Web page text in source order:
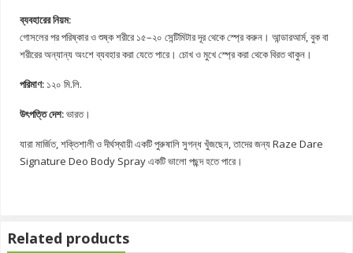
ব্যবহারের নিয়ম:
গোসলের পর পরিষ্কার ও শুষ্ক শরীরে ১৫–২০ সেন্টিমিটার দূর থেকে স্প্রে করুন। আন্ডারআর্ম, বুক বা
শরীরের অন্যান্য অংশে ব্যবহার করা যেতে পারে। চোখ ও মুখে স্প্রে করা থেকে বিরত থাকুন।
পরিমাণ: ১২০ মি.লি.
উৎপত্তি দেশ:ভারত।
যারা মার্জিত, শক্তিশালী ও দীর্ঘস্থায়ী একটি পুরুষালি সুগন্ধ খুঁজছেন, তাদের জন্য Raze Dare
Signature Deo Body Spray একটি ভালো পছন্দ হতে পারে।
Related products